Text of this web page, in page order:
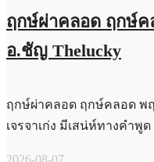
ฤกษ์ผ่าคลอด ฤกษ์ค
อ.ชัญ Thelucky
ฤกษ์ผ่าคลอด ฤกษ์คลอด พฤ
เจรจาเก่ง มีเสน่ห์ทางคำพูด
2026-08-07